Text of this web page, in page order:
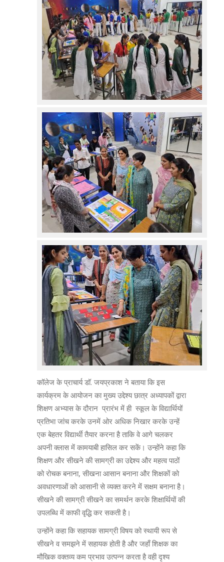
कॉलेज के प्राचार्य डॉ. जयप्रकाश ने बताया कि इस
कार्यक्रम के आयोजन का मुख्य उद्देश्य छात्र अध्यापकों द्वारा
शिक्षण अभ्यास के दौरान प्रारंभ में ही स्कूल के विद्यार्थियों
प्रतिभा जांच करके उनमें ओर अधिक निखार करके उन्हें
एक बेहतर विद्यार्थी तैयार करना है ताकि वे आगे चलकर
अपनी क्लास में कामयाबी हासिल कर सकें। उन्होंने कहा कि
शिक्षण और सीखने की सामग्री का उद्देश्य और महत्व पाठों
को रोचक बनाना, सीखना आसान बनाना और शिक्षकों को
अवधारणाओं को आसानी से व्यक्त करने में सक्षम बनाना है।
सीखने की सामग्री सीखने का समर्थन करके शिक्षार्थियों की
उपलब्धि में काफी वृद्धि कर सकती है।
उन्होंने कहा कि सहायक सामग्री विषय को स्थायी रूप से
सीखने व समझने में सहायक होती है और जहाँ शिक्षक का
मौखिक वक्तव्य कम प्रभाव उत्पन्न करता है वही दृश्य